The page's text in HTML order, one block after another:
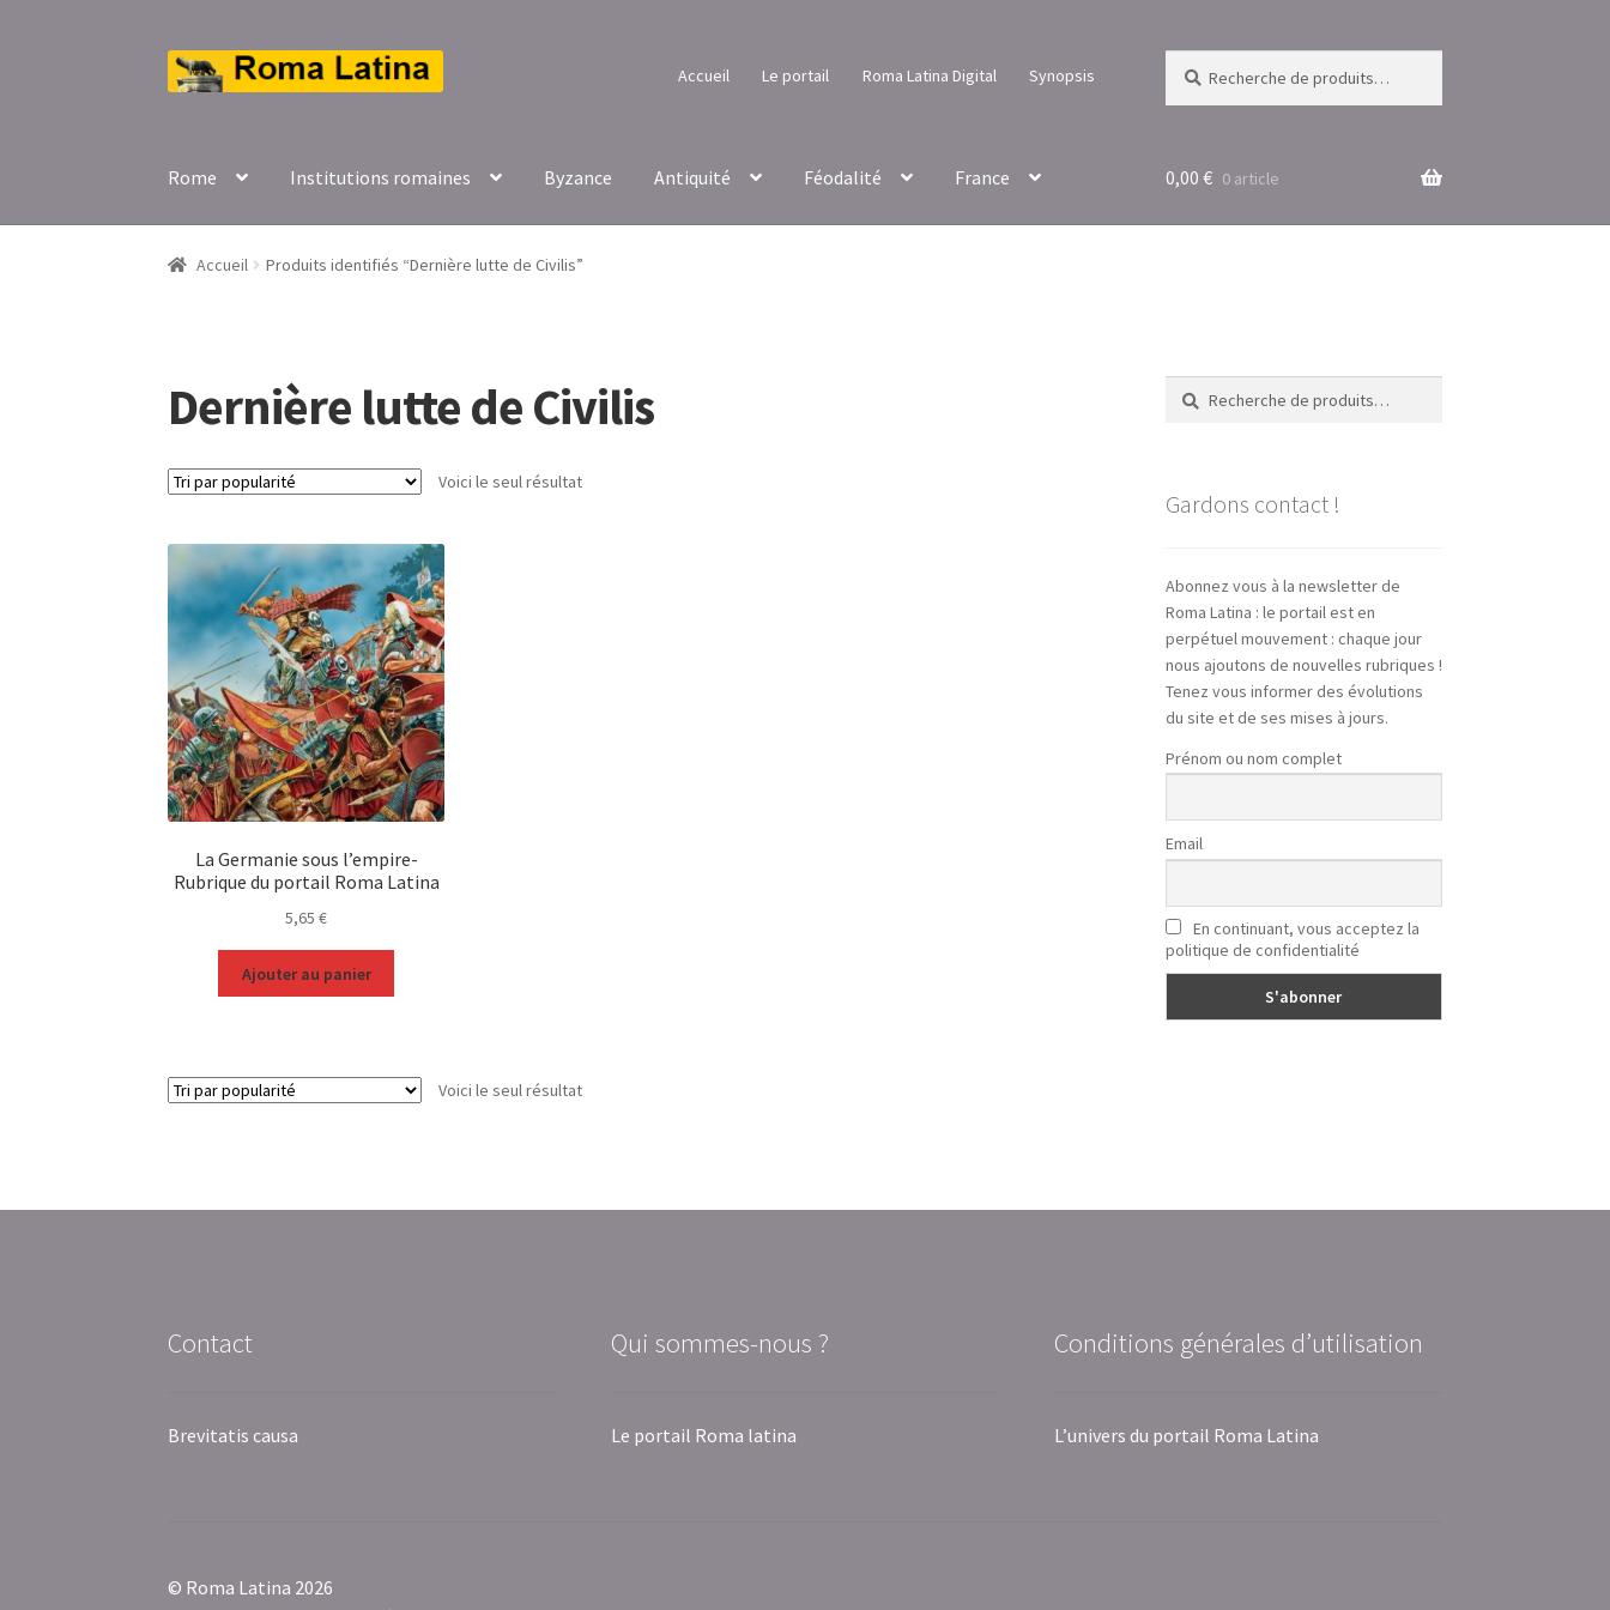
Aller
à
Aller
au
Accueil Le portail Roma Latina Digital Synopsis
pour :
Rome Institutions romaines Byzance Antiquité Féodalité France 0,00 € 0 article
Accueil Produits identifiés “Dernière lutte de Civilis”
Dernière lutte de Civilis
Voici le seul résultat
La Germanie sous l’empire-
Rubrique du portail Roma Latina
5,65€
Ajouter au panier
Voici le seul résultat
Recherche
pour :
Recherche
Gardons contact !
Abonnez vous à la newsletter de
Roma Latina : le portail est en
perpétuel mouvement : chaque jour
nous ajoutons de nouvelles rubriques !
Tenez vous informer des évolutions
du site et de ses mises à jours.
Prénom ou nom complet
Email
En continuant, vous acceptez la
politique de confidentialité
Contact
Brevitatis causa
Qui sommes-nous ?
Le portail Roma latina
Conditions générales d’utilisation
L’univers du portail Roma Latina
© Roma Latina 2026